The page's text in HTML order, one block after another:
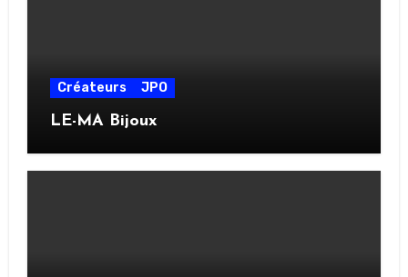
Créateurs JPO
LE-MA Bijoux